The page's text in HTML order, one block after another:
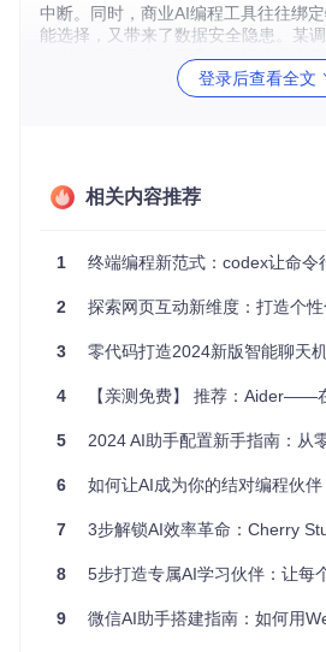
中断。同时，商业AI编程工具往往绑
能选择，又带来了数据安全隐患。某
发者担忧第三方AI工具的数据处理合规
解决方案：开源架构带来的自由与透明
景需求。这种灵活性使得同一团队可
图1：OpenCode多模型支持架构示意
效果：全终端开发体验与效率跃升
通过将AI能力直接嵌入终端，
成同等任务的时间比传统方式减少
称，集成OpenCode后，代码审查中
安装实践：3种环境下的5分
痛点：复杂的环境配置与版本兼容性
登录后查看全文
相关内容推荐
1 终端编程新范式：codex让命令
2 探索网页互动新维度：打造个
3 零代码打造2024新版智能聊天机器人：微信
4 【亲测免费】 推荐：Aider——在终
5 2024 AI助手配置新手指南：从
6 如何让AI成为你的结对编程伙伴？
7 3步解锁AI效率革命：Cherry Studio如
8 5步打造专属AI学习伙伴：让每个孩
9 微信AI助手搭建指南：如何用